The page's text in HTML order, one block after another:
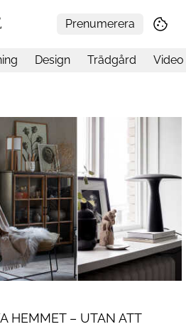
Prenumerera
Design Trädgård Video
HEMMET – UTAN ATT